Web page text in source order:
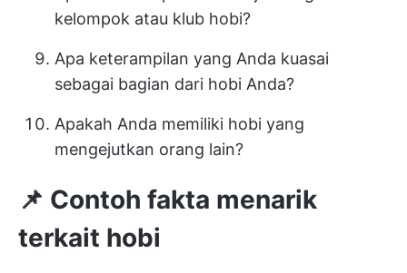
kelompok atau klub hobi?
Apa keterampilan yang Anda kuasai
sebagai bagian dari hobi Anda?
Apakah Anda memiliki hobi yang
mengejutkan orang lain?
📌 Contoh fakta menarik
terkait hobi